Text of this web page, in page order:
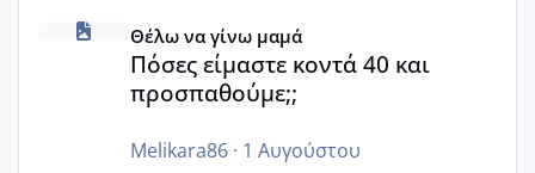
Πόσες είμαστε κοντά 40 και προσπαθούμε;;
Θέλω να γίνω μαμά
Πόσες είμαστε κοντά 40 και
προσπαθούμε;;
Melikara86· 1 Αυγούστου